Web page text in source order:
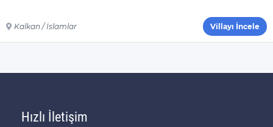
Kalkan / İslamlar Villayı İncele
Hızlı İletişim